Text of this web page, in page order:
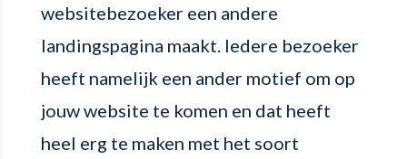
websitebezoeker een andere
landingspagina maakt. Iedere bezoeker
heeft namelijk een ander motief om op
jouw website te komen en dat heeft
heel erg te maken met het soort